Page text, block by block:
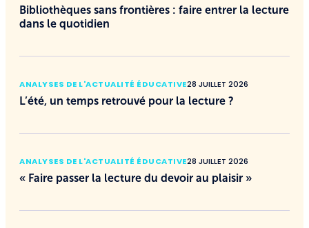
Bibliothèques sans frontières : faire entrer la lecture
dans le quotidien
ANALYSES DE L'ACTUALITÉ ÉDUCATIVE28 JUILLET 2026
L’été, un temps retrouvé pour la lecture ?
ANALYSES DE L'ACTUALITÉ ÉDUCATIVE28 JUILLET 2026
« Faire passer la lecture du devoir au plaisir »